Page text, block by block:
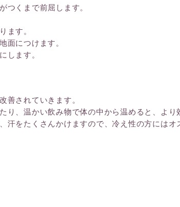
つくまで前屈します。
ます。
面につけます。
します。
善されていきます。
、温かい飲み物で体の中から温めると、より
をたくさんかけますので、冷え性の方にはオ